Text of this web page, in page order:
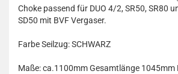
Choke passend für DUO 4/2, SR50, SR80
SD50 mit BVF Vergaser.
Farbe Seilzug: SCHWARZ
Maße: ca.1100mm Gesamtlänge 1045mm